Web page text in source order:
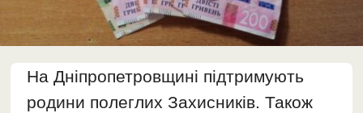
На Дніпропетровщині підтримують
родини полеглих Захисників. Також